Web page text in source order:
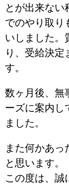
とが出来ない
でのやり取り
いしました。
り、受給決
す。
数ヶ月後、無
ーズに案内し
ました。
また何かあ
と思います。
この度は、誠